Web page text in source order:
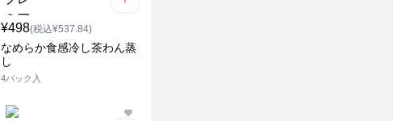
¥498(税込¥537.84)
なめらか食感冷し茶わん蒸
し
4パック入